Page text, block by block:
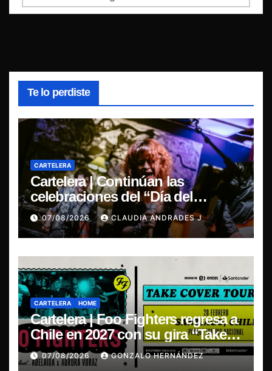
Te lo perdiste
CARTELERA
Cartelera | Continúan las
celebraciones del “Día del
Blues”, La Rox se presentará este
sábado en Concepción
07/08/2026 CLAUDIA ANDRADES J
CARTELERA HOME
Cartelera | Foo Fighters regresa a
Chile en 2027 con su gira “Take
Cover Tour 2027”
07/08/2026 GONZALO HERNÁNDEZ